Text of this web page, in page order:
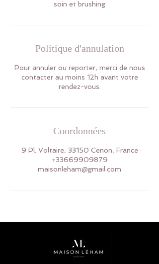
soin et brushing
Politique d'annulation
Pour annuler ou reporter, merci de nous
contacter au moins 12h avant votre
rendez-vous.
Coordonnées
9 Pl. Voltaire, 33150 Cenon, France
+33669909879
maisonleham@gmail.com